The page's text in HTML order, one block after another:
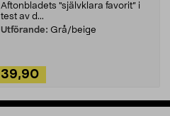
Aftonbladets "självklara favorit” i
test av d...
Utförande: Grå/beige
39,90